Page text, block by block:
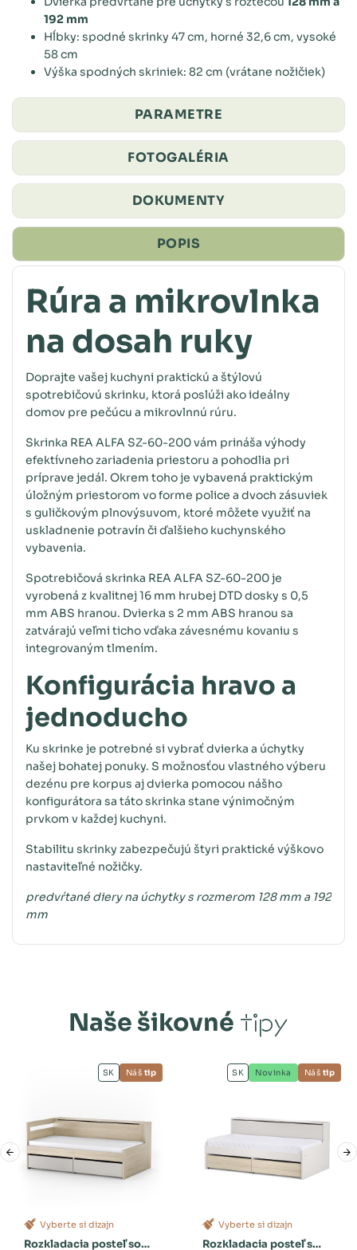
192 mm
Hĺbky: spodné skrinky 47 cm, horné 32,6 cm, vysoké
58 cm
Výška spodných skriniek: 82 cm (vrátane nožičiek)
PARAMETRE
FOTOGALÉRIA
DOKUMENTY
POPIS
Rúra a mikrovlnka
na dosah ruky
Doprajte vašej kuchyni praktickú a štýlovú
spotrebičovú skrinku, ktorá poslúži ako ideálny
domov pre pečúcu a mikrovlnnú rúru.
Skrinka REA ALFA SZ-60-200 vám prináša výhody
efektívneho zariadenia priestoru a pohodlia pri
príprave jedál. Okrem toho je vybavená praktickým
úložným priestorom vo forme police a dvoch zásuviek
s guličkovým plnovýsuvom, ktoré môžete využiť na
uskladnenie potravín či ďalšieho kuchynského
vybavenia.
Spotrebičová skrinka REA ALFA SZ-60-200 je
vyrobená z kvalitnej 16 mm hrubej DTD dosky s 0,5
mm ABS hranou. Dvierka s 2 mm ABS hranou sa
zatvárajú veľmi ticho vďaka závesnému kovaniu s
integrovaným tlmením.
Konfigurácia hravo a
jednoducho
Ku skrinke je potrebné si vybrať dvierka a úchytky
našej bohatej ponuky. S možnosťou vlastného výberu
dezénu pre korpus aj dvierka pomocou nášho
konfigurátora sa táto skrinka stane výnimočným
prvkom v každej kuchyni.
Stabilitu skrinky zabezpečujú štyri praktické výškovo
nastaviteľné nožičky.
predvŕtané diery na úchytky s rozmerom 128 mm a 192
mm
Naše šikovné tipy
Vyberte si dizajn
Rozkladacia posteľ so
SK Náš tip
Vyberte si dizajn
Rozkladacia posteľ s
SK Novinka Náš tip